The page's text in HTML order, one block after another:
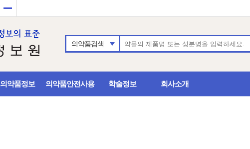
의약품검색
의약품정보 의약품안전사용 학술정보 회사소개